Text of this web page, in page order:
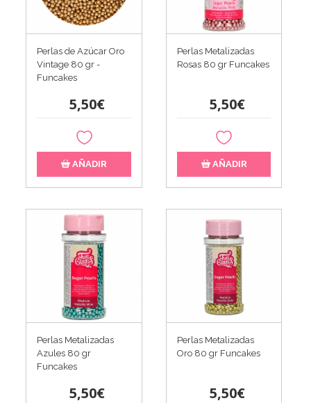
Perlas de Azúcar Oro
Vintage 80 gr -
Funcakes
5,50€
AÑADIR
Perlas Metalizadas
Rosas 80 gr Funcakes
5,50€
AÑADIR
Perlas Metalizadas
Azules 80 gr
Funcakes
5,50€
Perlas Metalizadas
Oro 80 gr Funcakes
5,50€